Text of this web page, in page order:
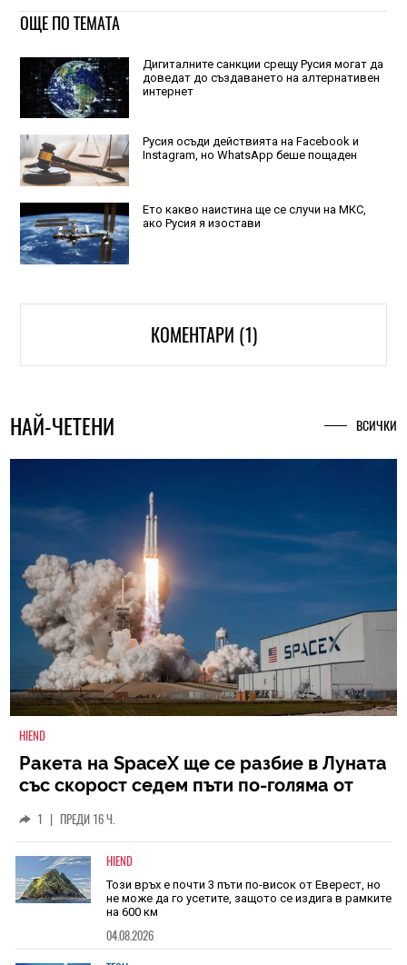
ОЩЕ ПО ТЕМАТА
Дигиталните санкции срещу Русия могат да
доведат до създаването на алтернативен
интернет
Русия осъди действията на Facebook и
Instagram, но WhatsApp беше пощаден
Ето какво наистина ще се случи на МКС,
ако Русия я изостави
КОМЕНТАРИ (1)
НАЙ-ЧЕТЕНИ ВСИЧКИ
HIEND
Ракета на SpaceX ще се разбие в Луната
със скорост седем пъти по-голяма от
1 | ПРЕДИ 16 Ч.
HIEND
Този връх е почти 3 пъти по-висок от Еверест, но
не може да го усетите, защото се издига в рамките
на 600 км
04.08.2026